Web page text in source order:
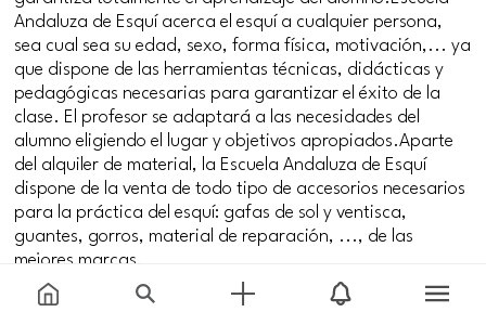
Andaluza de Esquí acerca el esquí a cualquier persona,
sea cual sea su edad, sexo, forma física, motivación,... ya
que dispone de las herramientas técnicas, didácticas y
pedagógicas necesarias para garantizar el éxito de la
clase. El profesor se adaptará a las necesidades del
alumno eligiendo el lugar y objetivos apropiados.Aparte
del alquiler de material, la Escuela Andaluza de Esquí
dispone de la venta de todo tipo de accesorios necesarios
para la práctica del esquí: gafas de sol y ventisca,
guantes, gorros, material de reparación, ..., de las
mejores marcas.
#familias #jovenes #parejas #singles